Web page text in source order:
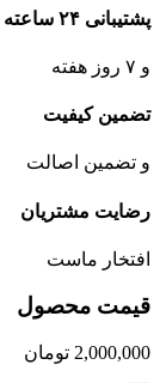
پشتیبانی ۲۴ ساعته
و ۷ روز هفته
تضمین کیفیت
و تضمین اصالت
رضایت مشتریان
افتخار ماست
قیمت محصول
2,000,000 تومان